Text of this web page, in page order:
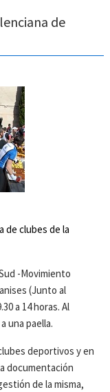
de
de clubes de la
-Movimiento
(Junto al
a 14 horas. Al
una paella.
deportivos y en
documentación
de la misma,